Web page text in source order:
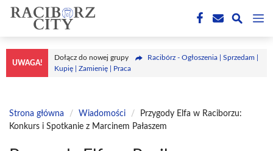
Przejdź
treści
UWAGA!
Dołącz do nowej grupy
Racibórz - Ogłoszenia | Sprzedam |
Kupię | Zamienię | Praca
Strona główna / Wiadomości /
Przygody Elfa w Raciborzu:
Konkurs i Spotkanie z Marcinem Pałaszem